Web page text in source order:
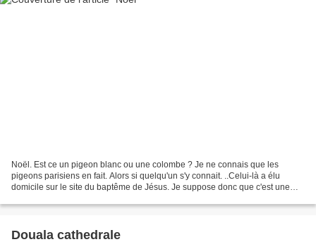
Noël. Est ce un pigeon blanc ou une colombe ? Je ne connais que les
pigeons parisiens en fait. Alors si quelqu'un s'y connait. ..Celui-là a élu
domicile sur le site du baptême de Jésus. Je suppose donc que c'est une
Douala cathedrale